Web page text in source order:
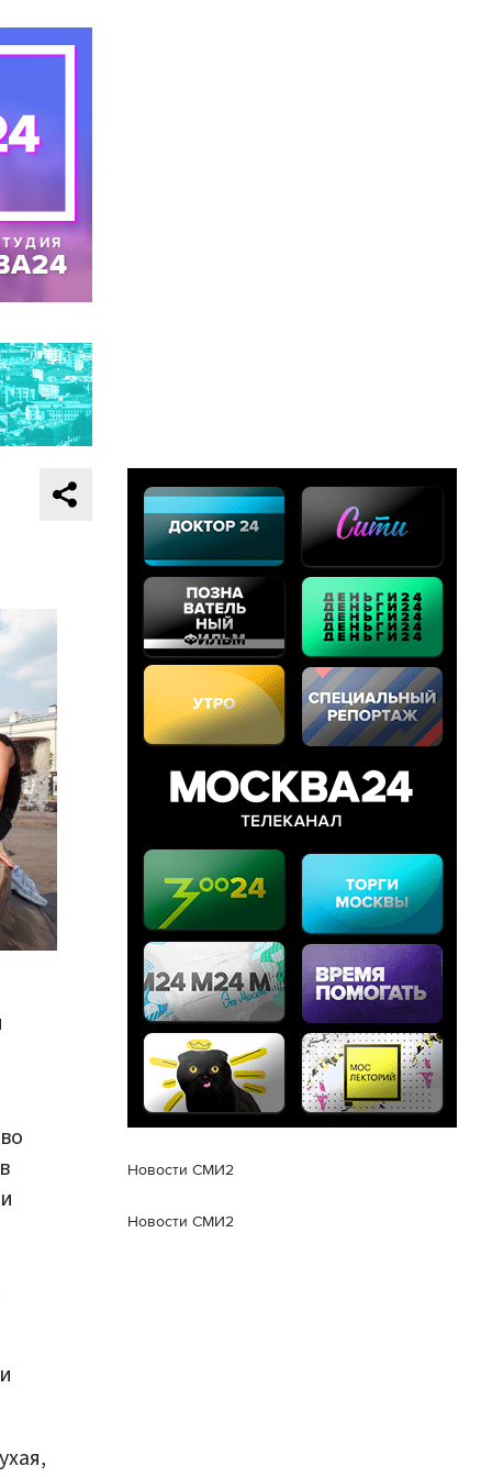
Новости СМИ2
Новости СМИ2